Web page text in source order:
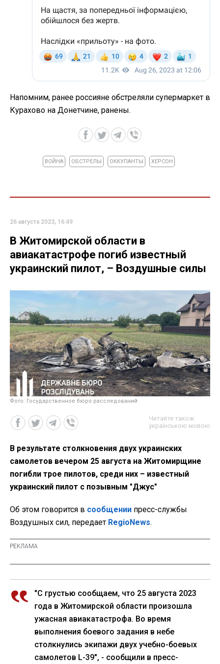
Напомним, ранее россияне обстреляли супермаркет в
Курахово на Донетчине, ранены.
ВОЙНА ОБСТРЕЛЫ ОККУПАНТЫ ХЕРСОН
26 августа 2023, 16:49
В Житомирской области в
авиакатастрофе погиб известный
украинский пилот, – Воздушные силы
Фото: Государственное бюро расследований
Читайте також
українською мовою
В результате столкновения двух украинских
самолетов вечером 25 августа на Житомирщине
погибли трое пилотов, среди них – известный
украинский пилот с позывным "Джус"
Об этом говорится в сообщении пресс-службы
Воздушных сил, передает RegioNews.
"С грустью сообщаем, что 25 августа 2023
года в Житомирской области произошла
ужасная авиакатастрофа. Во время
выполнения боевого задания в небе
столкнулись экипажи двух учебно-боевых
самолетов L-39", - сообщили в пресс-